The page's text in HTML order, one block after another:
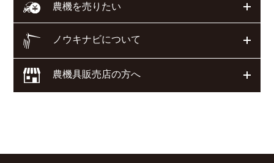
農機を売りたい
ノウキナビについて
農機具販売店の方へ